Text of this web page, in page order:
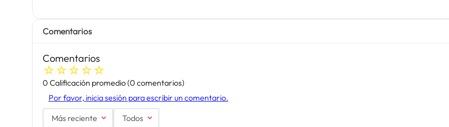
Comentarios
Comentarios
☆☆☆☆☆
0 Calificación promedio(0 comentarios)
Por favor, inicia sesión para escribir un comentario.
Más reciente Todos